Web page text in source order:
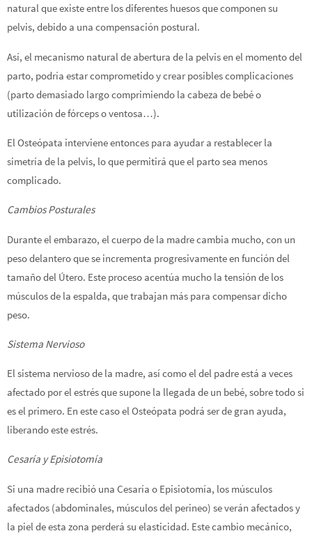
natural que existe entre los diferentes huesos que componen su
pelvis, debido a una compensación postural.
Así, el mecanismo natural de abertura de la pelvis en el momento del
parto, podría estar comprometido y crear posibles complicaciones
(parto demasiado largo comprimiendo la cabeza de bebé o
utilización de fórceps o ventosa…).
El Osteópata interviene entonces para ayudar a restablecer la
simetría de la pelvis, lo que permitirá que el parto sea menos
complicado.
Cambios Posturales
Durante el embarazo, el cuerpo de la madre cambia mucho, con un
peso delantero que se incrementa progresivamente en función del
tamaño del Útero. Este proceso acentúa mucho la tensión de los
músculos de la espalda, que trabajan más para compensar dicho
peso.
Sistema Nervioso
El sistema nervioso de la madre, así comoel del padre está a veces
afectado por el estrés que supone la llegada de un bebé, sobre todo si
es el primero. En este caso el Osteópata podrá ser de gran ayuda,
liberando este estrés.
Cesaría y Episiotomía
Si una madre recibió una Cesaría o Episiotomía, los músculos
afectados (abdominales, músculos del perineo) se verán afectados y
la piel de esta zona perderá su elasticidad. Este cambio mecánico,